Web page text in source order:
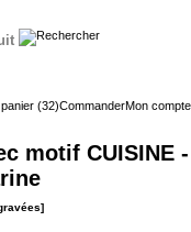
(32)CommanderMon compte
motif CUISINE -